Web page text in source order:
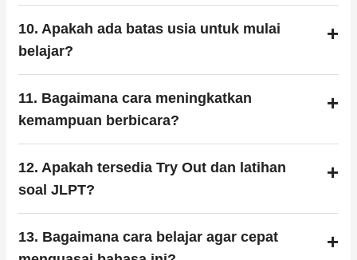
10. Apakah ada batas usia untuk mulai
belajar?
11. Bagaimana cara meningkatkan
kemampuan berbicara?
12. Apakah tersedia Try Out dan latihan
soal JLPT?
13. Bagaimana cara belajar agar cepat